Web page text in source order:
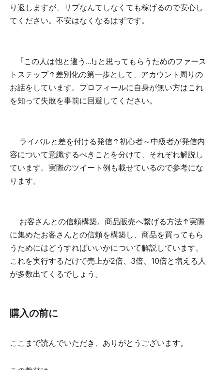
り返しますが、リプなんてしなくても稼げるので安心し
てください。不安はなくなるはずです。
✅「この人は他と違う...!」と思ってもらうためのファース
トステップ↑差別化の第一歩として、アカウント周りの
お話をしています。プロフィールに自身が無い方はこれ
を知って失敗を事前に回避してください。
✅ライバルと差を付ける発信↑初心者～中級者が発信内
容について意識するべきことを分けて、それぞれ解説し
ています。実際のツイート例も載せているので参考にな
ります。
✅お客さんとの信頼構築。商品販売へ繋げる方法↑実際
に集めたお客さんとの信頼を構築し、商品を買ってもら
うためにはどうすればいいかについて解説しています。
これを実行するだけで売上が2倍、3倍、10倍と増える人
が多数出てくるでしょう。
購入の前に
ここまで読んでいただき、ありがとうございます。